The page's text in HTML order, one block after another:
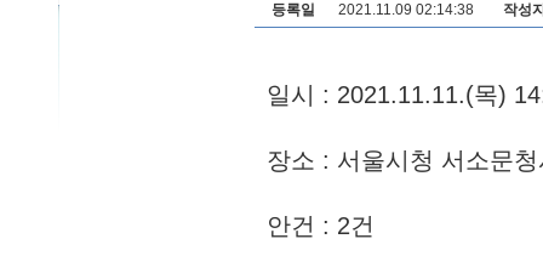
등록일 2021.11.09 02:14:38 작성
일시 : 2021.11.11.(목)
장소 : 서울시청 서소문
안건 : 2건